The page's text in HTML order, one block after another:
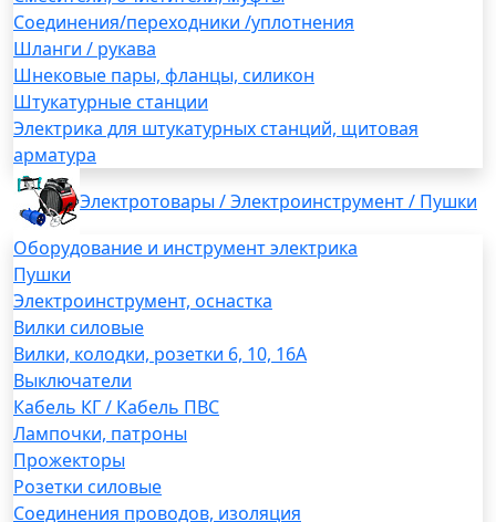
Соединения/переходники /уплотнения
Шланги / рукава
Шнековые пары, фланцы, силикон
Штукатурные станции
Электрика для штукатурных станций, щитовая
арматура
Электротовары / Электроинструмент / Пушки
Оборудование и инструмент электрика
Пушки
Электроинструмент, оснастка
Вилки силовые
Вилки, колодки, розетки 6, 10, 16А
Выключатели
Кабель КГ / Кабель ПВС
Лампочки, патроны
Прожекторы
Розетки силовые
Соединения проводов, изоляция